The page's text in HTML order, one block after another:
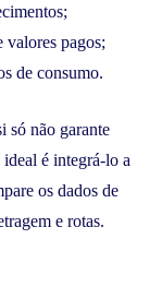
valores pagos;
de consumo.
só não garante
é integrá-lo a
os dados de
e rotas.